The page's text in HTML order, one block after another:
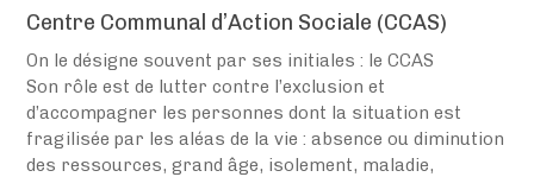
Centre Communal d’Action Sociale (CCAS)
On le désigne souvent par ses initiales : le CCAS
Son rôle est de lutter contre l’exclusion et
d’accompagner les personnes dont la situation est
fragilisée par les aléas de la vie : absence ou diminution
des ressources, grand âge, isolement, maladie,